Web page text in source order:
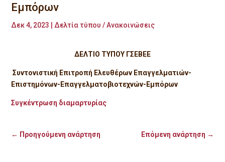
Εμπόρων
Δεκ 4, 2023 Δελτία τύπου / Ανακοινώσεις
ΔΕΛΤΙΟ ΤΥΠΟΥ ΓΣΕΒΕΕ
Συντονιστική Επιτροπή Ελευθέρων Επαγγελματιών-
Επιστημόνων-Επαγγελματοβιοτεχνών-Εμπόρων
Συγκέντρωση διαμαρτυρίας
← Προηγούμενη ανάρτηση Επόμενη ανάρτηση →